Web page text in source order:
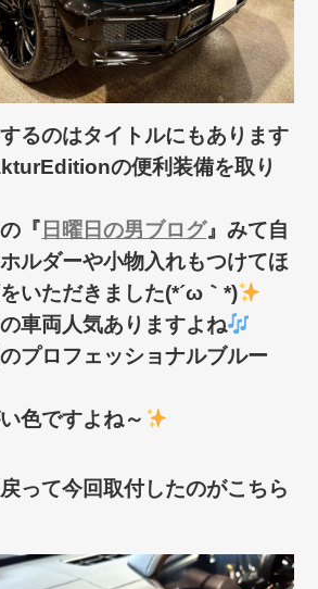
るのはタイトルにもあります
の便利装備を取り
『 日曜日の男ブログ』みて自
ルダーや小物入れもつけてほ
いただきました(*´ω｀*)
車両人気ありますよね
プロフェッショナルブルー
色ですよね～
って今回取付したのがこちら